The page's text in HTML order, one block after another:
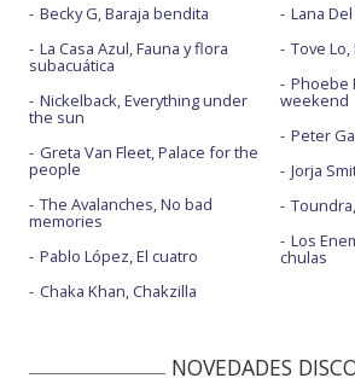
Becky G, Baraja bendita
La Casa Azul, Fauna y flora
subacuática
Nickelback, Everything under
the sun
Greta Van Fleet, Palace for the
people
The Avalanches, No bad
memories
Pablo López, El cuatro
Chaka Khan, Chakzilla
Lana
Tove
Phoebe
weekend
Peter
Jorja
Los
chulas
NOVEDADES